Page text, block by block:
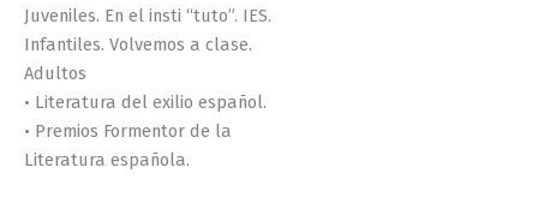
Juveniles. En el insti “tuto”. IES.
Infantiles. Volvemos a clase.
Adultos
• Literatura del exilio español.
• Premios Formentor de la
Literatura española.